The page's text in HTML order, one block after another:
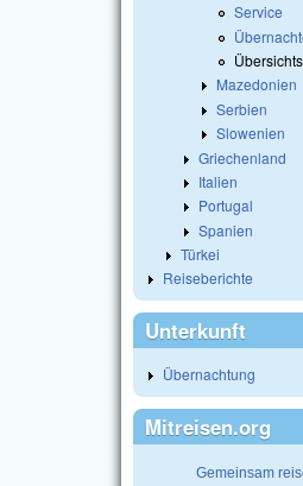
Service
Mazedonien
Serbien
Slowenien
Griechenland
Italien
Portugal
Spanien
Türkei
Reiseberichte
Unterkunft
Übernachtung
Mitreisen.org
Gemeinsam